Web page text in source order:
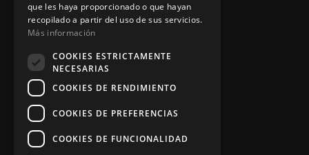
Política de privacidad
App Zine Hostelería
que les haya proporcionado o que hayan
recopilado a partir del uso de sus servicios.
Más información
COOKIES ESTRICTAMENTE
NECESARIAS
COOKIES DE RENDIMIENTO
COOKIES DE PREFERENCIAS
COOKIES DE FUNCIONALIDAD